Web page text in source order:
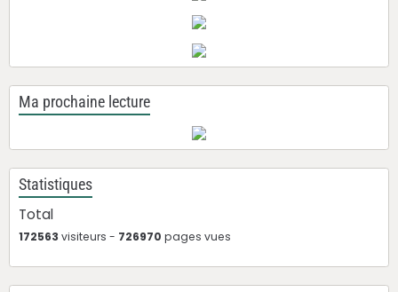
Ma prochaine lecture
Statistiques
Total
172563 visiteurs - 726970 pages vues